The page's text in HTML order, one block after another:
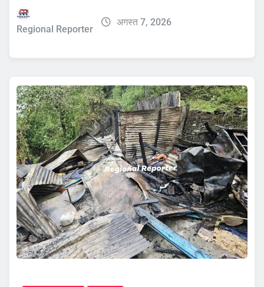
Regional Reporter
अगस्त 7, 2026